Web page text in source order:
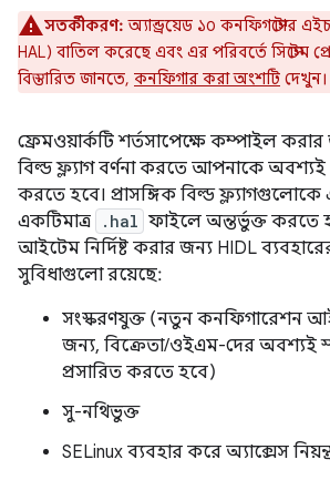
সতর্কীকরণ: অ্যান্ড্রয়েড ১০ কনফিগস্টোর
HAL) বাতিল করেছে এবং এর পরিবর্তে সিস্টেম
বিস্তারিত জানতে, কনফিগার করা অংশটি দেখুন।
ফ্রেমওয়ার্কটি শর্তসাপেক্ষে কম্পাইল
বিল্ড ফ্ল্যাগ বর্ণনা করতে আপনাকে অবশ্যই
করতে হবে। প্রাসঙ্গিক বিল্ড
একটিমাত্র
.hal ফাইলে অন্তর্ভুক্ত করতে
আইটেম নির্দিষ্ট করার জন্য HIDL
সুবিধাগুলো রয়েছে:
সংস্করণযুক্ত (নতুন কনফিগারেশন
জন্য, বিক্রেতা/ওইএম-দের অবশ্যই
প্রসারিত করতে হবে)
সু-নথিভুক্ত
SELinux ব্যবহার করে অ্যাক্সেস